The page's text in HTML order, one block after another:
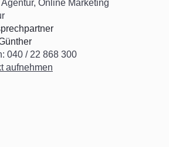
040 / 22 868 300
aufnehmen